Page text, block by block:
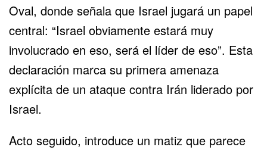
Oval, donde señala que Israel jugará un papel
central: “Israel obviamente estará muy
involucrado en eso, será el líder de eso”. Esta
declaración marca su primera amenaza
explícita de un ataque contra Irán liderado por
Israel.
Acto seguido, introduce un matiz que parece